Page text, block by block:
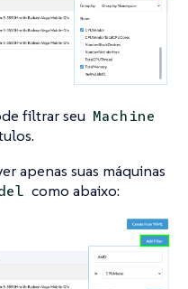
filtrar seu Machine
apenas suas máquinas
como abaixo: